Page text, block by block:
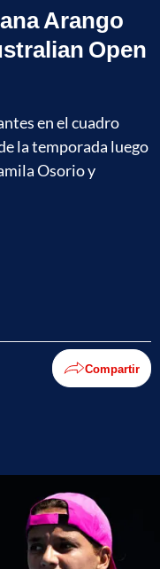
Arango
Open
en el cuadro
la temporada luego
Osorio y
Compartir